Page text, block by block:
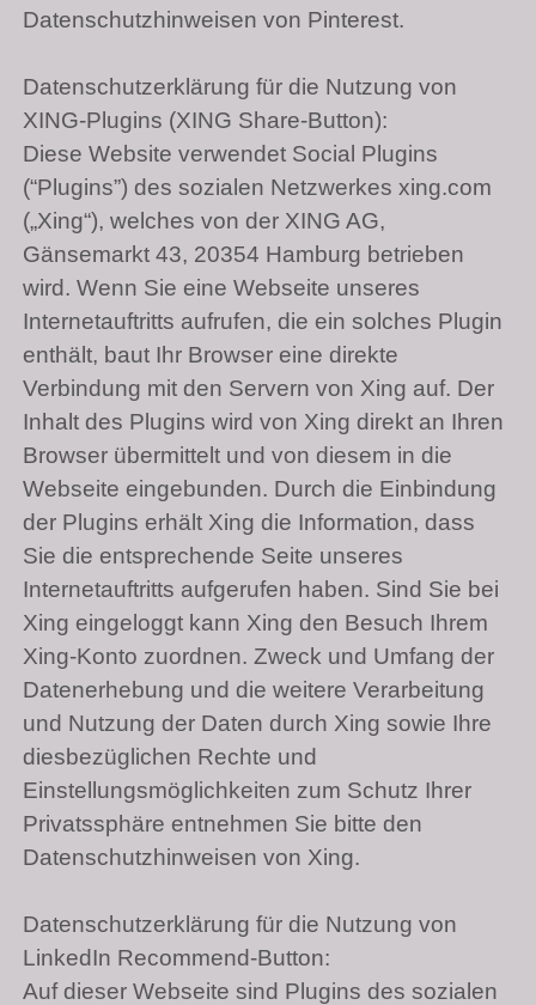
Datenschutzhinweisen von Pinterest.
Datenschutzerklärung für die Nutzung von
XING-Plugins (XING Share-Button):
Diese Website verwendet Social Plugins
(“Plugins”) des sozialen Netzwerkes xing.com
(„Xing“), welches von der XING AG,
Gänsemarkt 43, 20354 Hamburg betrieben
wird. Wenn Sie eine Webseite unseres
Internetauftritts aufrufen, die ein solches Plugin
enthält, baut Ihr Browser eine direkte
Verbindung mit den Servern von Xing auf. Der
Inhalt des Plugins wird von Xing direkt an Ihren
Browser übermittelt und von diesem in die
Webseite eingebunden. Durch die Einbindung
der Plugins erhält Xing die Information, dass
Sie die entsprechende Seite unseres
Internetauftritts aufgerufen haben. Sind Sie bei
Xing eingeloggt kann Xing den Besuch Ihrem
Xing-Konto zuordnen. Zweck und Umfang der
Datenerhebung und die weitere Verarbeitung
und Nutzung der Daten durch Xing sowie Ihre
diesbezüglichen Rechte und
Einstellungsmöglichkeiten zum Schutz Ihrer
Privatssphäre entnehmen Sie bitte den
Datenschutzhinweisen von Xing.
Datenschutzerklärung für die Nutzung von
LinkedIn Recommend-Button:
Auf dieser Webseite sind Plugins des sozialen